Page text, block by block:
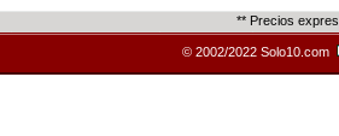
** Precios
© 2002/2022 Solo10.com